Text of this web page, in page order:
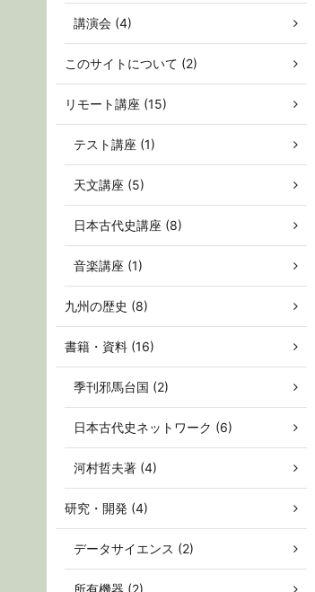
講演会 (4)
このサイトについて (2)
リモート講座 (15)
テスト講座 (1)
天文講座 (5)
日本古代史講座 (8)
音楽講座 (1)
九州の歴史 (8)
書籍・資料 (16)
季刊邪馬台国 (2)
日本古代史ネットワーク (6)
河村哲夫著 (4)
研究・開発 (4)
データサイエンス (2)